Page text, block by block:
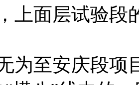
上面层试验段
为至安庆段项